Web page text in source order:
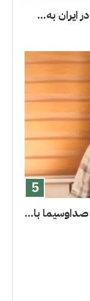
ایران به...
با...